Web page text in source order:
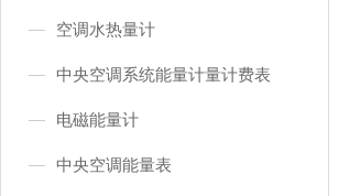
空调水热量计
中央空调系统能量计量计费表
电磁能量计
中央空调能量表